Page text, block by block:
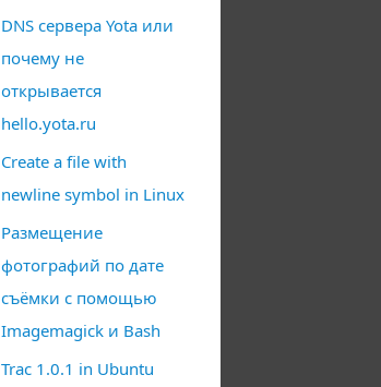
DNS сервера Yota или
почему не
открывается
hello.yota.ru
Create a file with
newline symbol in Linux
Размещение
фотографий по дате
съёмки с помощью
Imagemagick и Bash
Trac 1.0.1 in Ubuntu